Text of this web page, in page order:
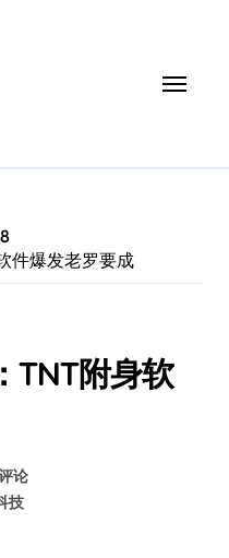
件爆发老罗要成
TNT附身软
论
技